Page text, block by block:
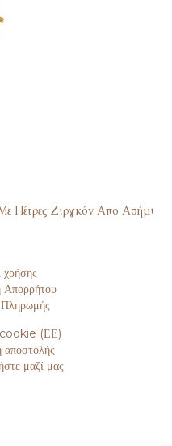
Πέτρες Ζιργκόν Απο Ασήμι
χρήσης
Απορρήτου
cookie (ΕΕ)
αποστολής
μαζί μας